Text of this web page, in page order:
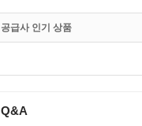
공급사 인기 상품
Q&A